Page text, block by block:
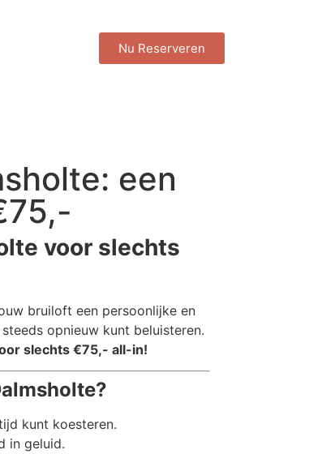
Nu Reserveren
een
voor slechts
bruiloft een persoonlijke en
opnieuw kunt beluisteren.
slechts €75,- all-in!
kunt koesteren.
in geluid.